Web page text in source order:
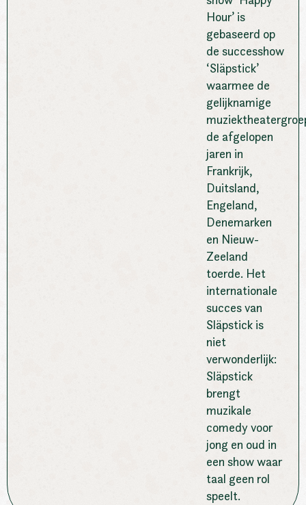
Hour’ is
gebaseerd op
de successhow
‘Släpstick’
waarmee de
gelijknamige
de afgelopen
jaren in
Frankrijk,
Duitsland,
Engeland,
Denemarken
en Nieuw-
Zeeland
toerde. Het
internationale
succes van
Släpstick is
niet
verwonderlijk:
Släpstick
brengt
muzikale
comedy voor
jong en oud in
een show waar
taal geen rol
speelt.